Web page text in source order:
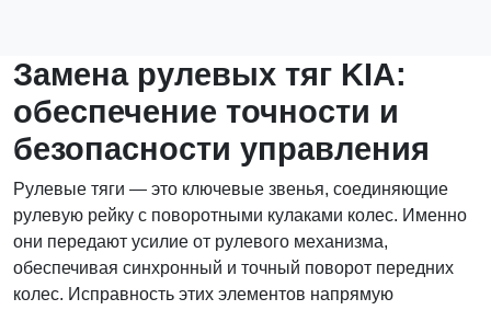
Замена рулевых тяг KIA:
обеспечение точности и
безопасности управления
Рулевые тяги — это ключевые звенья, соединяющие
рулевую рейку с поворотными кулаками колес. Именно
они передают усилие от рулевого механизма,
обеспечивая синхронный и точный поворот передних
колес. Исправность этих элементов напрямую